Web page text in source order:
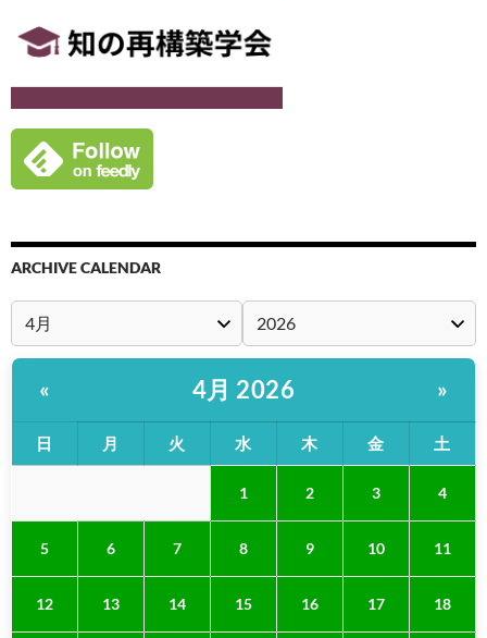
ARCHIVE CALENDAR
« 4月 2026 »
日 月 火 水 木 金 土
1 2 3 4
5 6 7 8 9 10 11
12 13 14 15 16 17 18